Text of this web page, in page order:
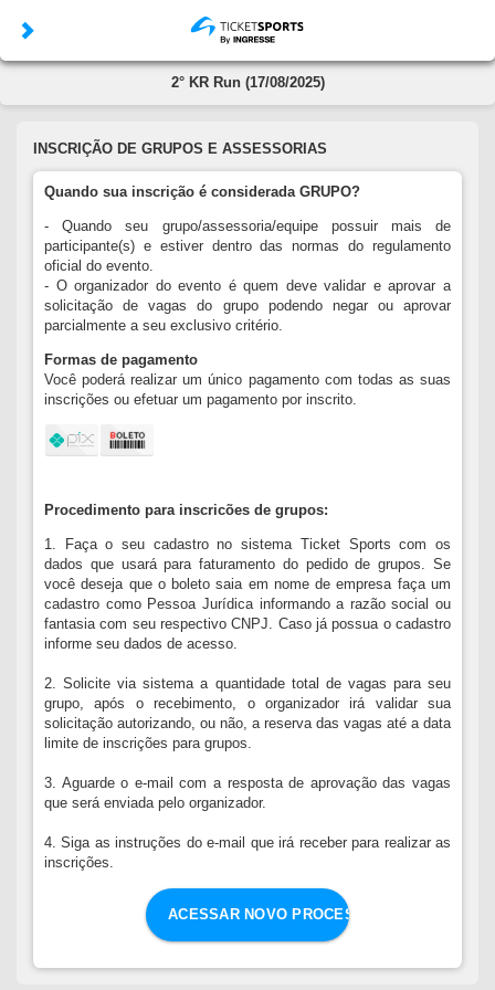
2° KR Run (17/08/2025)
INSCRIÇÃO DE GRUPOS E ASSESSORIAS
Quando sua inscrição é considerada GRUPO?
- Quando seu grupo/assessoria/equipe possuir mais de
participante(s) e estiver dentro das normas do regulamento
oficial do evento.
- O organizador do evento é quem deve validar e aprovar a
solicitação de vagas do grupo podendo negar ou aprovar
parcialmente a seu exclusivo critério.
Formas de pagamento
Você poderá realizar um único pagamento com todas as suas
inscrições ou efetuar um pagamento por inscrito.
Procedimento para inscricões de grupos:
1. Faça o seu cadastro no sistema Ticket Sports com os
dados que usará para faturamento do pedido de grupos. Se
você deseja que o boleto saia em nome de empresa faça um
cadastro como Pessoa Jurídica informando a razão social ou
fantasia com seu respectivo CNPJ. Caso já possua o cadastro
informe seu dados de acesso.
2. Solicite via sistema a quantidade total de vagas para seu
grupo, após o recebimento, o organizador irá validar sua
solicitação autorizando, ou não, a reserva das vagas até a data
limite de inscrições para grupos.
3. Aguarde o e-mail com a resposta de aprovação das vagas
que será enviada pelo organizador.
4. Siga as instruções do e-mail que irá receber para realizar as
inscrições.
ACESSAR NOVO PROCESSO DE GRUPOS